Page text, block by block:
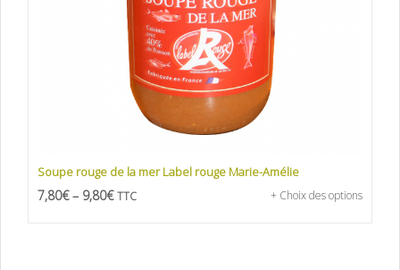
Soupe rouge de la mer Label rouge Marie-Amélie
7,80€– 9,80€ TTC + Choix des options